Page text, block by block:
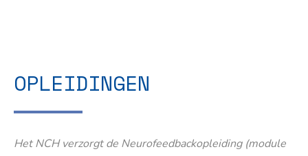
OPLEIDINGEN
Het NCH verzorgt de Neurofeedbackopleiding (module